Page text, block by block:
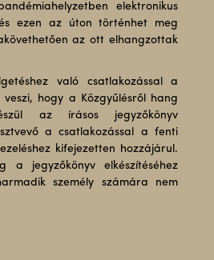
elektronikus
ezen az úton történhet meg
az ott elhangzottak
való csatlakozással a
veszi, hogy a Közgyűlésről hang
az írásos jegyzőkönyv
a csatlakozással a fenti
kifejezetten hozzájárul.
a jegyzőkönyv elkészítéséhez
személy számára nem